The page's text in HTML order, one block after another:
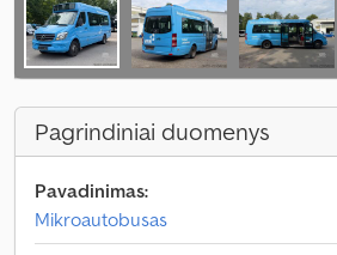
Pagrindiniai duomenys
Pavadinimas:
Mikroautobusas